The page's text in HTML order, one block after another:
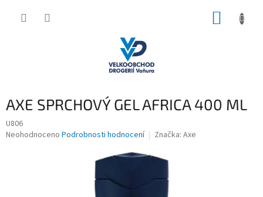
AXE SPRCHOVÝ GEL AFRICA 400 ML
U806
Průměrné
Neohodnoceno Podrobnosti hodnocení Značka: Axe